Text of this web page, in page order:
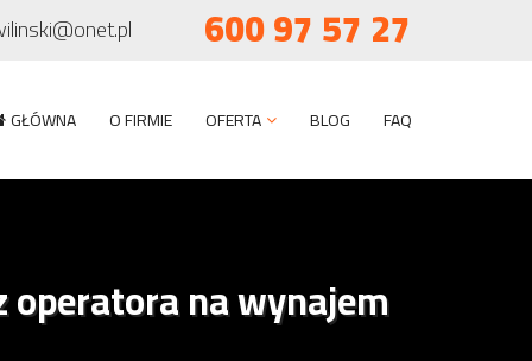
600 97 57 27
GŁÓWNA O FIRMIE OFERTA BLOG FAQ
na wynajem